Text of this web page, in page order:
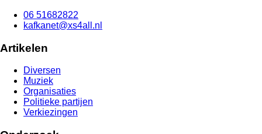
06 51682822
kafkanet@xs4all.nl
Artikelen
Diversen
Muziek
Organisaties
Politieke partijen
Verkiezingen